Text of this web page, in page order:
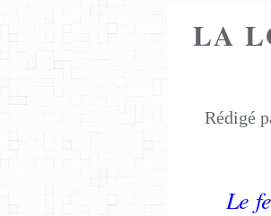
LA
Rédigé
Le